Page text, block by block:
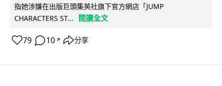
指她涉嫌在出版巨頭集英社旗下官方網店「JUMP
CHARACTERS ST...
閱讀全文
79 10 ↗ 分享